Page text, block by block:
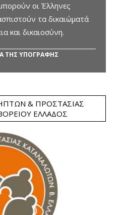
οι Έλληνες
τα δικαιώματά
και δικαιοσύνη.
ΤΗΣ ΥΠΟΓΡΑΦΗΣ
& ΠΡΟΣΤΑΣΊΑΣ
ΕΛΛΆΔΟΣ